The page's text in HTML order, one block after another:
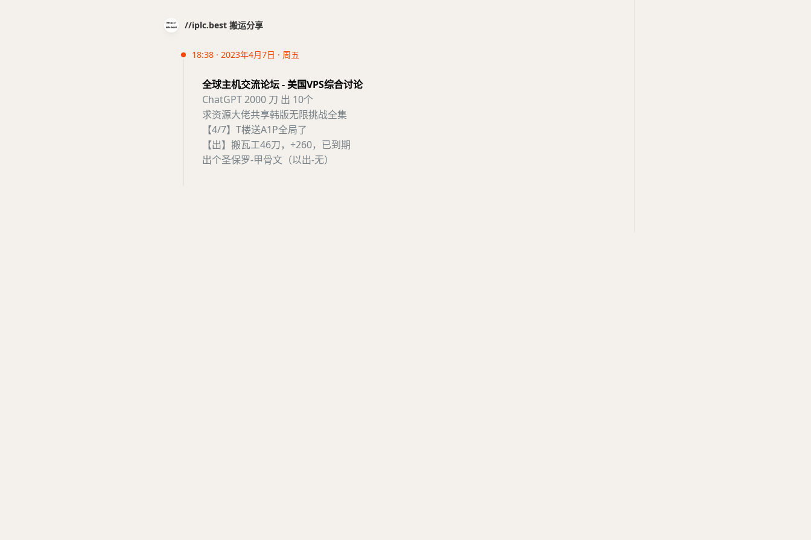
//iplc.best 搬运分享
18:38 · 2023年4月7日 · 周五
全球主机交流论坛 - 美国VPS综合讨论
ChatGPT 2000 刀 出 10个
求资源大佬共享韩版无限挑战全集
【4/7】T楼送A1P全局了
【出】搬瓦工46刀，+260，已到期
出个圣保罗-甲骨文（以出-无）